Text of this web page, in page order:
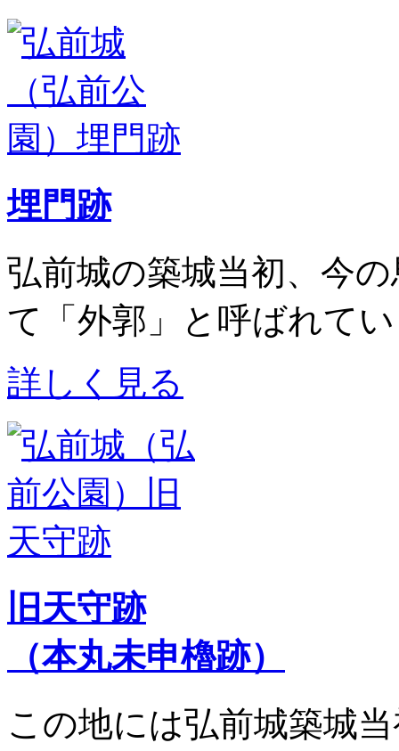
埋門跡
弘前城の築城当初、今
て「 外郭 」と呼ばれて
詳しく見る
旧天守跡
（本丸未申櫓跡）
この地には弘前城築城